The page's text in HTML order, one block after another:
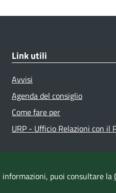
Link utili
Avvisi
Agenda del consiglio
Come fare per
URP - Ufficio Relazioni con il
puoi consultare la